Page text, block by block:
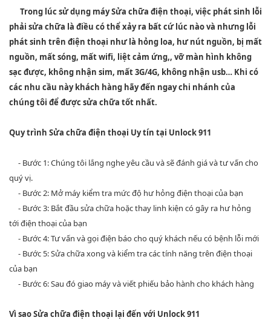
Trong lúc sử dụng máy Sửa chữa điện thoại, việc phát sinh lỗi
phải sửa chữa là điều có thể xảy ra bất cứ lúc nào và nhưng lỗi
phát sinh trên điện thoại như là hỏng loa, hư nút nguồn, bị mất
nguồn, mất sóng, mất wifi, liệt cảm ứng,, vỡ màn hình không
sạc được, không nhận sim, mất 3G/4G, không nhận usb… Khi có
các nhu cầu này khách hàng hãy đến ngay chi nhánh của
chúng tôi để được sửa chữa tốt nhất.
Quy trình Sửa chữa điện thoại Uy tín tại Unlock 911
- Bước 1: Chúng tôi lắng nghe yêu cầu và sẽ đánh giá và tư vấn cho
quý vị.
- Bước 2: Mở máy kiểm tra mức độ hư hỏng điện thoại của bạn
- Bước 3: Bắt đầu sửa chữa hoặc thay linh kiện có gây ra hư hỏng
tới điện thoại của bạn
- Bước 4: Tư vấn và gọi điện báo cho quý khách nếu có bệnh lỗi mới
- Bước 5: Sửa chữa xong và kiểm tra các tính năng trên điện thoại
của bạn
- Bước 6: Sau đó giao máy và viết phiếu bảo hành cho khách hàng
Vì sao Sửa chữa điện thoại lại đến với Unlock 911